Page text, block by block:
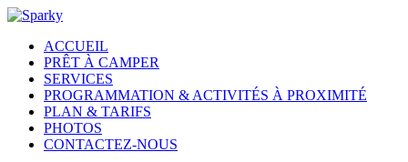
ACCUEIL
PRÊT À CAMPER
SERVICES
PROGRAMMATION & ACTIVITÉS À PROXIMITÉ
PLAN & TARIFS
PHOTOS
CONTACTEZ-NOUS